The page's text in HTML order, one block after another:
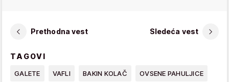
Prethodna vest Sledeća vest
TAGOVI
GALETE VAFLI BAKIN KOLAČ OVSENE PAHULJICE